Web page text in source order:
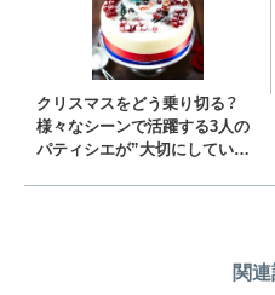
クリスマスをどう乗り切る？
様々なシーンで活躍する3人の
パティシエが”大切にしている
関